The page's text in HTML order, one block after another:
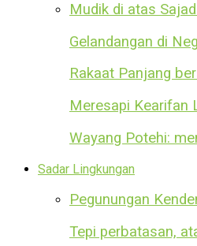
Mudik di atas
Gelandangan di
Rakaat Panjang
Meresapi Kearifan
Wayang Potehi:
Sadar Lingkungan
Pegunungan
Tepi perbatasan,